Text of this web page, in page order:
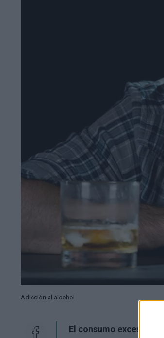
Adicción al alcohol
El consumo excesivo